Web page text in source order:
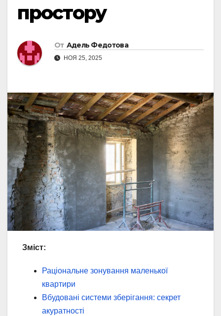
простору
От Адель Федотова
НОЯ 25, 2025
Зміст:
Раціональне зонування маленької
квартири
Вбудовані системи зберігання: секрет
акуратності